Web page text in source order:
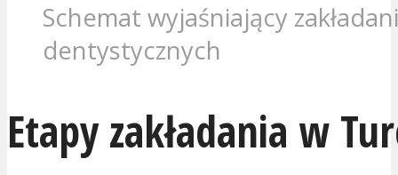
Schemat wyjaśniający
dentystycznych
Etapy zakładania w